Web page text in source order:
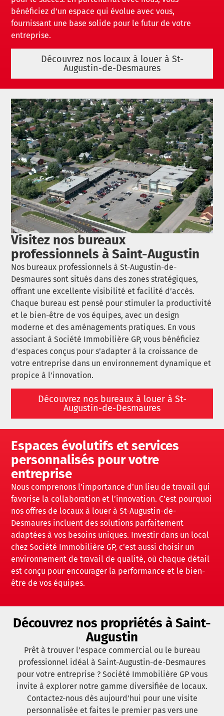
bénéficiez d’un espace qui évolue avec vous,
fournissant une base solide pour le futur de votre
entreprise.
Découvrez nos locaux à louer à St-
Augustin-de-Desmaures
Visitez nos bureaux
professionnels à Saint-Augustin
Nos bureaux professionnels à St-Augustin-de-
Desmaures sont situés dans des zones stratégiques,
offrant une excellente visibilité et facilité d’accès.
Chaque bureau est pensé pour stimuler la productivité
et le bien-être de vos équipes, avec un design
moderne et des aménagements pratiques. En vous
associant à Société Immobilière GP, vous bénéficiez
d’espaces conçus pour s’adapter à la croissance de
votre entreprise dans un environnement dynamique et
propice à l’innovation.
Découvrez nos bureaux à louer à St-
Augustin-de-Desmaures
Espaces évolutifs et services
personnalisés pour votre
entreprise
Nous comprenons l’importance d’un lieu de travail qui
favorise la collaboration et l’innovation. C’est pourquoi
nos offres de locaux à louer à St-Augustin-de-
Desmaures incluent des solutions parfaitement
adaptées à vos besoins uniques. Investir dans un local
chez Société Immobilière GP, c’est aussi choisir un
environnement de travail de qualité, où chaque détail
est conçu pour encourager la performance et le bien-
être de vos équipes.
Découvrez nos propriétés à Saint-
Augustin
Prêt à trouver l’espace commercial ou le bureau
professionnel idéal à Saint-Augustin-de-Desmaures
pour votre entreprise ? Société Immobilière GP vous
invite à explorer notre gamme diversifiée de locaux.
Contactez-nous dès aujourd’hui pour une visite
personnalisée et faites le premier pas vers une